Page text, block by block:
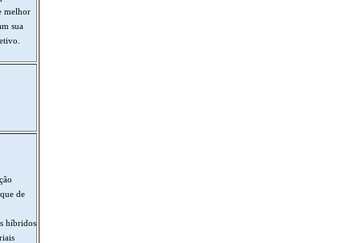
melhor
sua
de
híbridos